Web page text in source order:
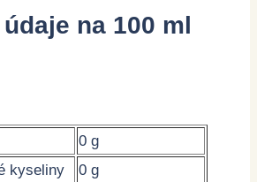
na 100 ml
0 g
kyseliny
0 g